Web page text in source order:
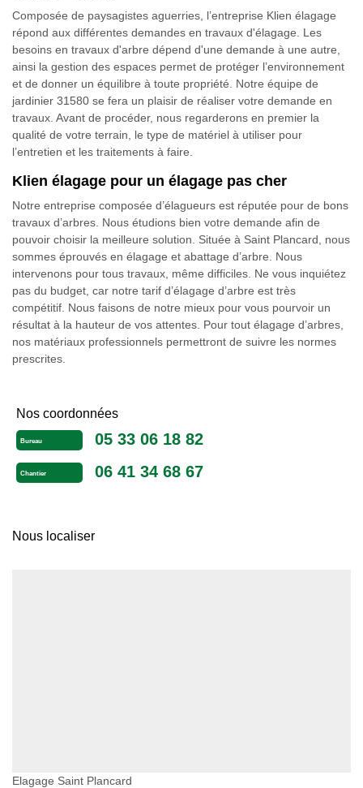
Composée de paysagistes aguerries, l’entreprise Klien élagage
répond aux différentes demandes en travaux d'élagage. Les
besoins en travaux d'arbre dépend d'une demande à une autre,
ainsi la gestion des espaces permet de protéger l’environnement
et de donner un équilibre à toute propriété. Notre équipe de
jardinier 31580 se fera un plaisir de réaliser votre demande en
travaux. Avant de procéder, nous regarderons en premier la
qualité de votre terrain, le type de matériel à utiliser pour
l’entretien et les traitements à faire.
Klien élagage pour un élagage pas cher
Notre entreprise composée d’élagueurs est réputée pour de bons
travaux d’arbres. Nous étudions bien votre demande afin de
pouvoir choisir la meilleure solution. Située à Saint Plancard, nous
sommes éprouvés en élagage et abattage d’arbre. Nous
intervenons pour tous travaux, même difficiles. Ne vous inquiétez
pas du budget, car notre tarif d’élagage d’arbre est très
compétitif. Nous faisons de notre mieux pour vous pourvoir un
résultat à la hauteur de vos attentes. Pour tout élagage d’arbres,
nos matériaux professionnels permettront de suivre les normes
prescrites.
Nos coordonnées
Bureau 05 33 06 18 82
Chantier 06 41 34 68 67
Nous localiser
Elagage Saint Plancard